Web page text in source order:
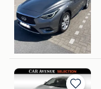
Favorieten
Leers